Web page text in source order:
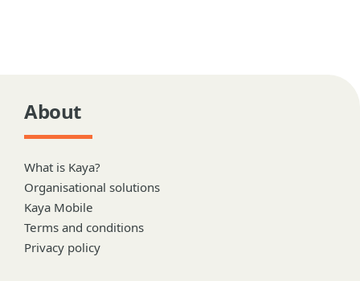
About
What is Kaya?
Organisational solutions
Kaya Mobile
Terms and conditions
Privacy policy